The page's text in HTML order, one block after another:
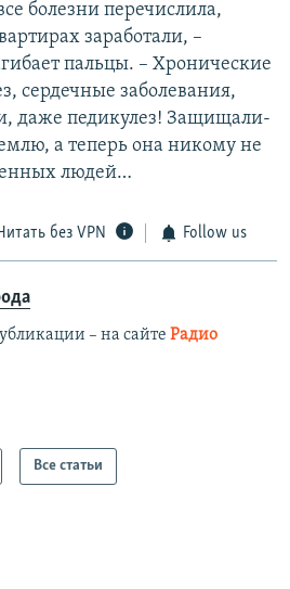
болезни перечислила,
заработали, –
пальцы. – Хронические
сердечные заболевания,
даже педикулез! Защищали-
а теперь она никому не
людей…
без VPN Follow us
– на сайте Радио
Все статьи